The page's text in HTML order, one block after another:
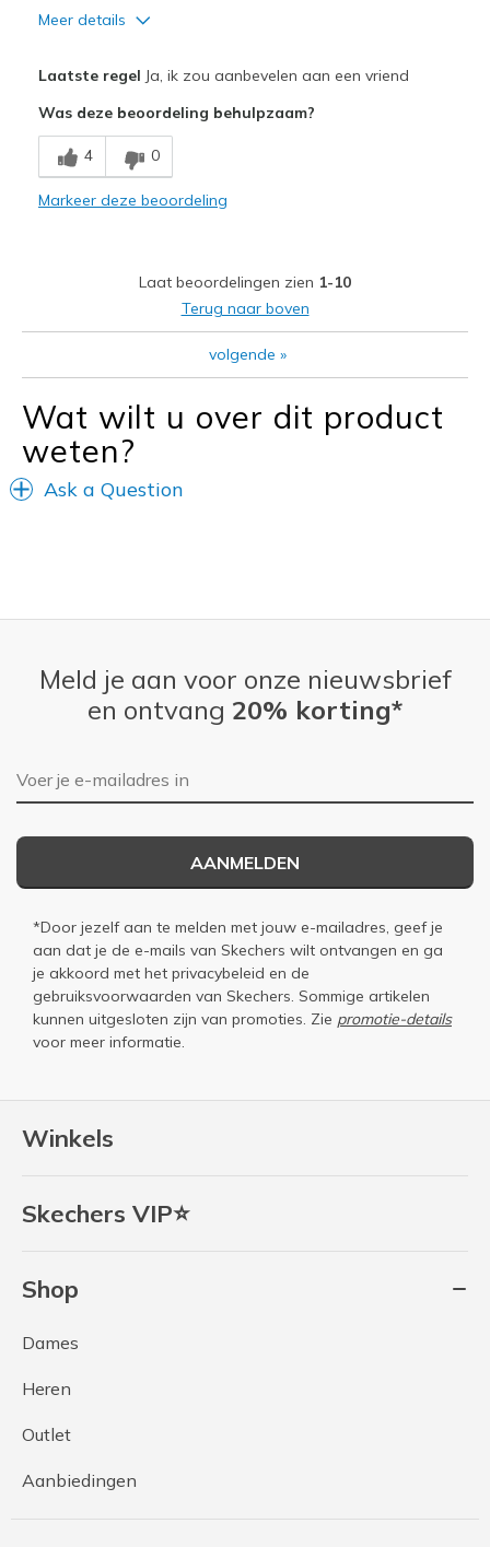
Meer details
Comfortable
Durable
Wash beautifully; I air dry them
THAT I DON'T HAVE 2 PAIRS!
Beste toepassingen
Casual Wear
Going Out
Special Occasions
Width
Feels true to width
Feels true to size
I'm Really Into Shoes
Laatste regel Ja, ik zou aanbevelen aan een vriend
Was deze beoordeling behulpzaam?
4 0
Markeer deze beoordeling
Laat beoordelingen zien 1-10
Terug naar boven
volgende »
Wat wilt u over dit product
weten?
Ask a Question
Winkels
Skechers VIP⭐
Shop
Dames
Heren
Outlet
Aanbiedingen
Meld je aan voor onze nieuwsbrief
en ontvang 20% korting*
E-mailadres
AANMELDEN
*Door jezelf aan te melden met jouw e-mailadres, geef je
aan dat je de e-mails van Skechers wilt ontvangen en ga
je akkoord met het privacybeleid en de
gebruiksvoorwaarden van Skechers. Sommige artikelen
kunnen uitgesloten zijn van promoties. Zie promotie-details
voor meer informatie.